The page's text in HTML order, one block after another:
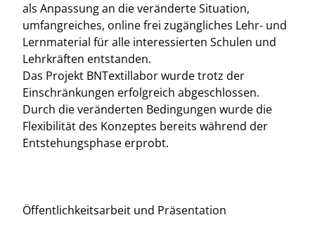
als Anpassung an die veränderte Situation,
umfangreiches, online frei zugängliches Lehr- und
Lernmaterial für alle interessierten Schulen und
Lehrkräften entstanden.
Das Projekt BNTextillabor wurde trotz der
Einschränkungen erfolgreich abgeschlossen.
Durch die veränderten Bedingungen wurde die
Flexibilität des Konzeptes bereits während der
Entstehungsphase erprobt.
Öffentlichkeitsarbeit und Präsentation